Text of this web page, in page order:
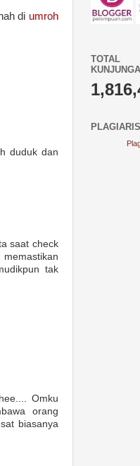
di umroh
duduk dan
saat check
tak
Omku
orang
biasanya
TOTAL